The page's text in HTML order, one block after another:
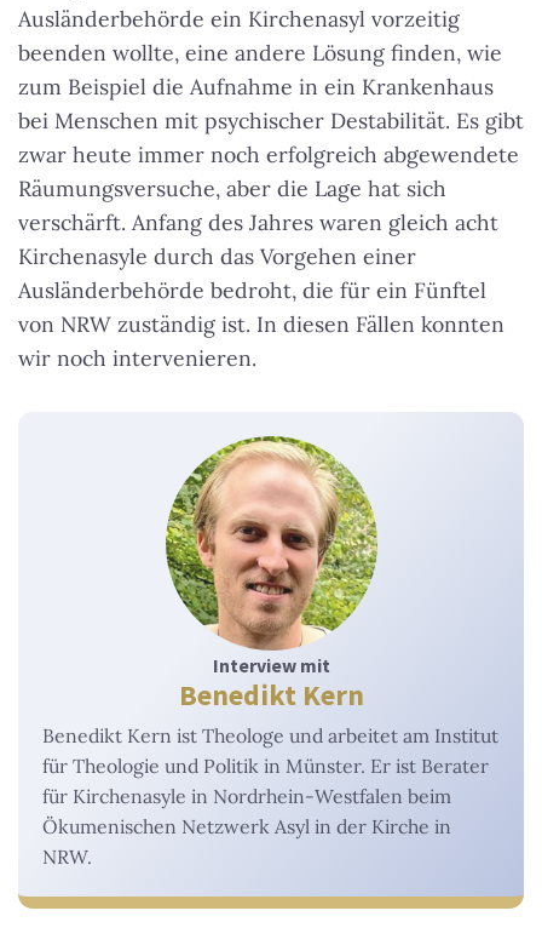
Ausländerbehörde ein Kirchenasyl vorzeitig
beenden wollte, eine andere Lösung finden, wie
zum Beispiel die Aufnahme in ein Krankenhaus
bei Menschen mit psychischer Destabilität. Es gibt
zwar heute immer noch erfolgreich abgewendete
Räumungsversuche, aber die Lage hat sich
verschärft. Anfang des Jahres waren gleich acht
Kirchenasyle durch das Vorgehen einer
Ausländerbehörde bedroht, die für ein Fünftel
von NRW zuständig ist. In diesen Fällen konnten
wir noch intervenieren.
Interview mit
Benedikt Kern
Benedikt Kern ist Theologe und arbeitet am Institut
für Theologie und Politik in Münster. Er ist Berater
für Kirchenasyle in Nordrhein-Westfalen beim
Ökumenischen Netzwerk Asyl in der Kirche in
NRW.